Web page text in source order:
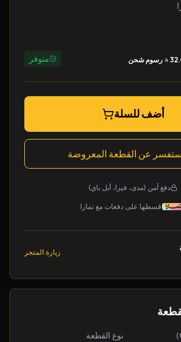
رسوم شحن متوفر
أضف للسلة
عن القطعة المعروضة
دفع آمن (مدى، فيزا، أبل باي)
قسطها على دفعات مع تمارا
زيارة المتجر
نوع القطعة